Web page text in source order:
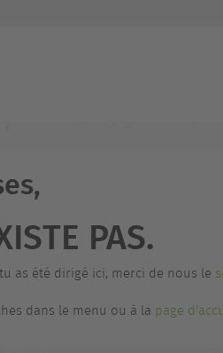
PAS.
as été dirigé ici, merci de nous le
dans le menu ou à la page